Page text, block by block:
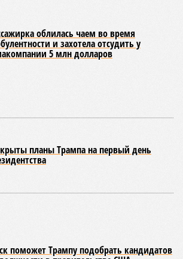
согласно которому российская
в управление «железку» республики до
не предусматривает такой
гендиректор РЖДБелозёров
интервенции Пашиняна, выступил
обиженным комментарием. И,
хуже. Как отметил менеджер, ЮКЖД
и в полном объёме исполняют
в рамках концессионного
«Концессия дала Армении
дорогу, при этом освободив
от затрат на её восстановление и
акционеру никогда не
прибыль шла на развитие железной
сторона поставляла Армении
чиху ремонтировала пути, в том числе
выплатила в казну закавказской